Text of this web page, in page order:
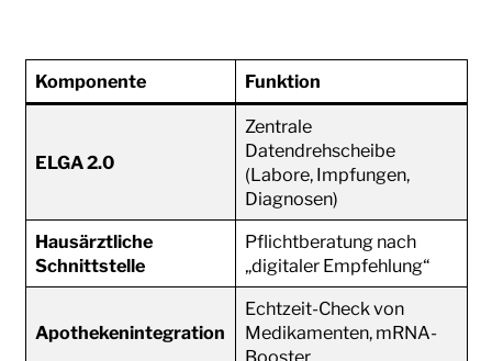
Komponente Funktion
ELGA 2.0
Zentrale
Datendrehscheibe
(Labore, Impfungen,
Diagnosen)
Hausärztliche
Schnittstelle
Pflichtberatung nach
„digitaler Empfehlung“
Apothekenintegration
Echtzeit-Check von
Medikamenten, mRNA-